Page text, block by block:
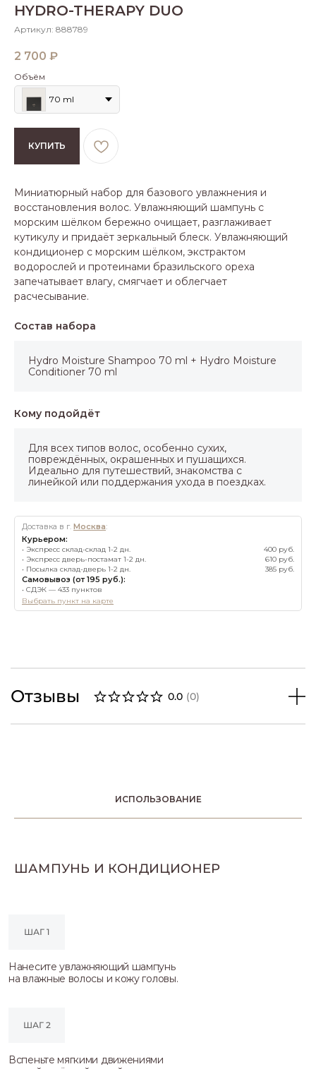
HYDRO-THERAPY DUO
Артикул: 888789
2 700 ₽
Объём
70 ml
КУПИТЬ
Миниатюрный набор для базового увлажнения и
восстановления волос. Увлажняющий шампунь с
морским шёлком бережно очищает, разглаживает
кутикулу и придаёт зеркальный блеск. Увлажняющий
кондиционер с морским шёлком, экстрактом
водорослей и протеинами бразильского ореха
запечатывает влагу, смягчает и облегчает
расчесывание.
Состав набора
Hydro Moisture Shampoo 70 ml + Hydro Moisture
Conditioner 70 ml
Кому подойдёт
Для всех типов волос, особенно сухих,
повреждённых, окрашенных и пушащихся.
Идеально для путешествий, знакомства с
линейкой или поддержания ухода в поездках.
Доставка в г. Москва:
Курьером:
• Экспресс склад-склад 1-2 дн.
400 руб.
• Экспресс дверь-постамат 1-2 дн.
610 руб.
• Посылка склад-дверь 1-2 дн.
385 руб.
Самовывоз (от 195 руб.):
• СДЭК — 433 пунктов
Выбрать пункт на карте
Отзывы 0.0 (0)
ИСПОЛЬЗОВАНИЕ
ШАМПУНЬ И КОНДИЦИОНЕР
Нанесите увлажняющий шампунь
на влажные волосы и кожу головы.
ШАГ 1
Вспеньте мягкими движениями
ШАГ 2